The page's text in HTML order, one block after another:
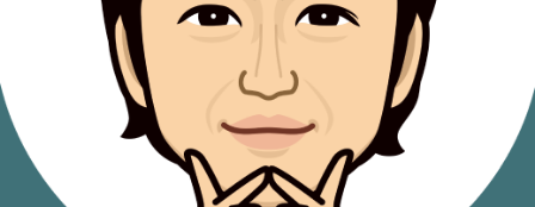
事業拡大に伴い新たなメンバーを募集いたします
MEMBER
ロンバードのさまざまな「わたし」を紹介
NEWS